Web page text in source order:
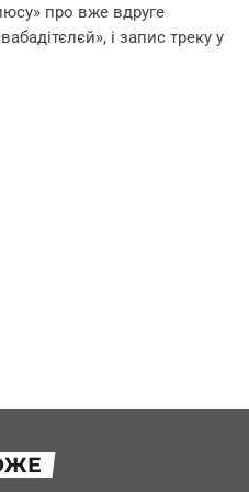
про вже вдруге
і запис треку у